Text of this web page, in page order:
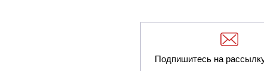
Подпишитесь на